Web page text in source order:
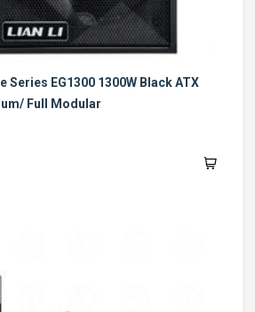
Series EG1300 1300W Black ATX
Full Modular